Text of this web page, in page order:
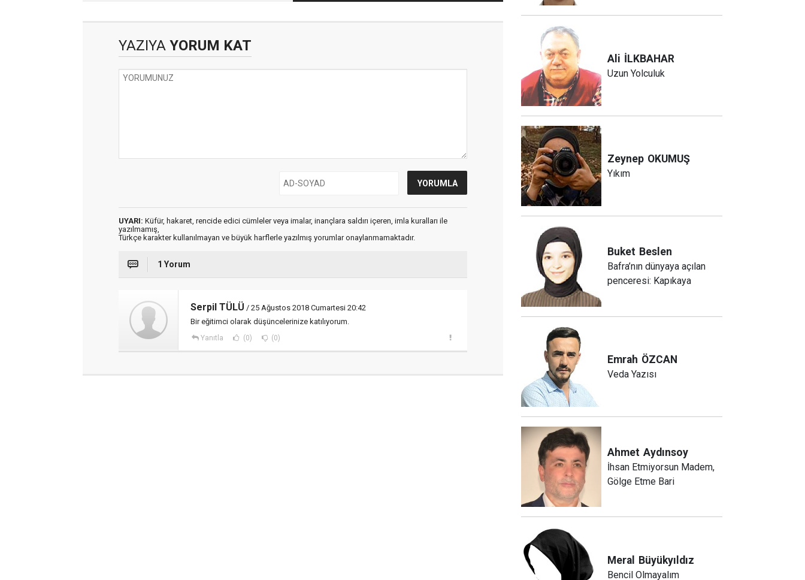
YAZIYA YORUM KAT
UYARI: Küfür, hakaret, rencide edici cümleler veya imalar, inançlara saldırı içeren, imla kuralları ile
yazılmamış,
Türkçe karakter kullanılmayan ve büyük harflerle yazılmış yorumlar onaylanmamaktadır.
1 Yorum
Serpil TÜLÜ / 25 Ağustos 2018 Cumartesi 20:42
Bir eğitimci olarak düşüncelerinize katılıyorum.
Yanıtla (0) (0)
Ali İLKBAHAR
Uzun Yolculuk
Zeynep OKUMUŞ
Yıkım
Buket Beslen
Bafra’nın dünyaya açılan
penceresi: Kapıkaya
Emrah ÖZCAN
Veda Yazısı
Ahmet Aydınsoy
İhsan Etmiyorsun Madem,
Gölge Etme Bari
Meral Büyükyıldız
Bencil Olmayalım